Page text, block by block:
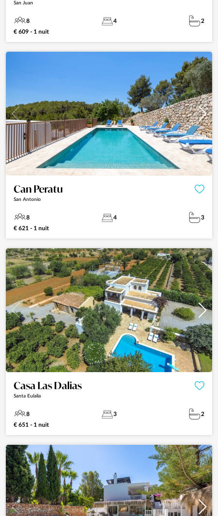
San Juan
8 4
2
€ 609 - 1 nuit
Can Peratu
San Antonio
8 4
3
€ 621 - 1 nuit
Casa Las Dalias
Santa Eulalia
8 3
2
€ 651 - 1 nuit